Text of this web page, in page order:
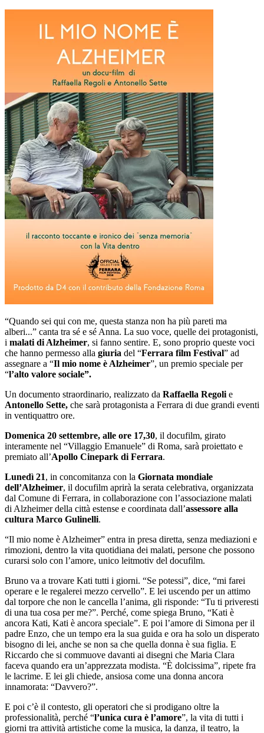
“Quando sei qui con me, questa stanza non ha più pareti ma
alberi...” canta tra sé e sé Anna. La suo voce, quelle dei protagonisti,
i malati di Alzheimer, si fanno sentire. E, sono proprio queste voci
che hanno permesso alla giuria del “Ferrara film Festival” ad
assegnare a “Il mio nome è Alzheimer”, un premio speciale per
“l’alto valore sociale”.
Un documento straordinario, realizzato da Raffaella Regoli e
Antonello Sette, che sarà protagonista a Ferrara di due grandi eventi
in ventiquattro ore.
Domenica 20 settembre, alle ore 17,30, il docufilm, girato
interamente nel “Villaggio Emanuele” di Roma, sarà proiettato e
premiato all’Apollo Cinepark di Ferrara.
Lunedì 21, in concomitanza con la Giornata mondiale
dell’Alzheimer, il docufilm aprirà la serata celebrativa, organizzata
dal Comune di Ferrara, in collaborazione con l’associazione malati
di Alzheimer della città estense e coordinata dall’assessore alla
cultura Marco Gulinelli.
“Il mio nome è Alzheimer” entra in presa diretta, senza mediazioni e
rimozioni, dentro la vita quotidiana dei malati, persone che possono
curarsi solo con l’amore, unico leitmotiv del docufilm.
Bruno va a trovare Kati tutti i giorni. “Se potessi”, dice, “mi farei
operare e le regalerei mezzo cervello”. E lei uscendo per un attimo
dal torpore che non le cancella l’anima, gli risponde: “Tu ti priveresti
di una tua cosa per me?”. Perché, come spiega Bruno, “Kati è
ancora Kati, Kati è ancora speciale”. E poi l’amore di Simona per il
padre Enzo, che un tempo era la sua guida e ora ha solo un disperato
bisogno di lei, anche se non sa che quella donna è sua figlia. E
Riccardo che si commuove davanti ai disegni che Maria Clara
faceva quando era un’apprezzata modista. “È dolcissima”, ripete fra
le lacrime. E lei gli chiede, ansiosa come una donna ancora
innamorata: “Davvero?”.
E poi c’è il contesto, gli operatori che si prodigano oltre la
professionalità, perché “l’unica cura è l’amore”, la vita di tutti i
giorni tra attività artistiche come la musica, la danza, il teatro, la